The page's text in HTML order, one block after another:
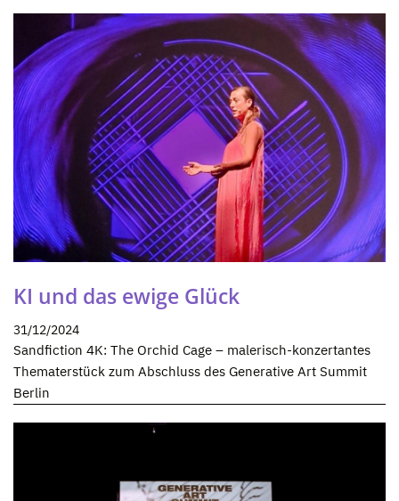
KI und das ewige Glück
31/12/2024
Sandfiction 4K: The Orchid Cage – malerisch-konzertantes
Thematerstück zum Abschluss des Generative Art Summit
Berlin